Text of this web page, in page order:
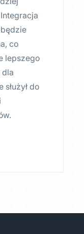
co
lepszego
do